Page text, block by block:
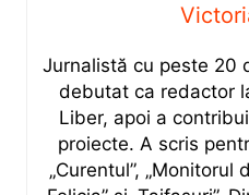
Jurnalistă cu peste 20
debutat ca redactor
Liber, apoi a
proiecte. A scris
„Curentul”, „Monitorul